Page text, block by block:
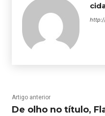
Artigo anterior
De olho no título,